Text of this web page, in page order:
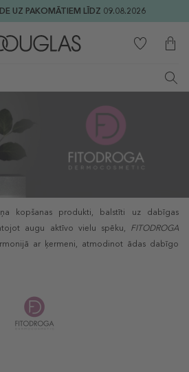
UZ PAKOMĀTIEM LĪDZ 09.08.2026
kopšanas produkti, balstīti uz dabīgas
augu aktīvo vielu spēku, FITODROGA
ar ķermeni, atmodinot ādas dabīgo